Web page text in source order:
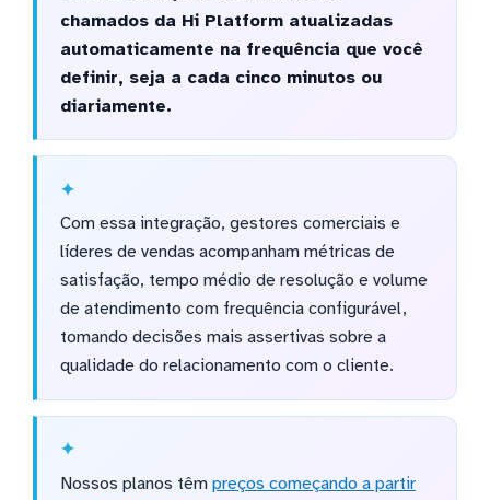
chamados da Hi Platform atualizadas
automaticamente na frequência que você
definir, seja a cada cinco minutos ou
diariamente.
Com essa integração, gestores comerciais e
líderes de vendas acompanham métricas de
satisfação, tempo médio de resolução e volume
de atendimento com frequência configurável,
tomando decisões mais assertivas sobre a
qualidade do relacionamento com o cliente.
Nossos planos têm preços começando a partir